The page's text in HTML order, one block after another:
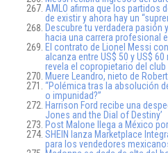
AMLO afirma que los partidos
de existir y ahora hay un
Descubre tu verdadera pasión
hacia una carrera profesional
El contrato de Lionel Messi
alcanza entre US$ 50 y US$
revela el copropietario del club
Muere Leandro, nieto de
“Polémica tras la absolución
o impunidad?”
Harrison Ford recibe una
Jones and the Dial of Destiny’
Post Malone llega a México
SHEIN lanza Marketplace
para los vendedores